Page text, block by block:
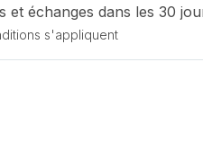
et échanges dans les 30
s'appliquent